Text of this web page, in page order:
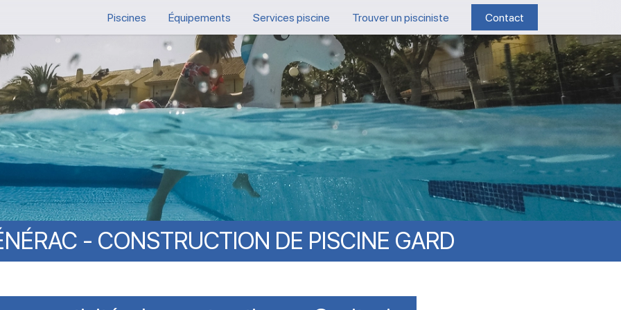
Piscines Équipements Services piscine Trouver un pisciniste Contact
- CONSTRUCTION DE PISCINE GARD